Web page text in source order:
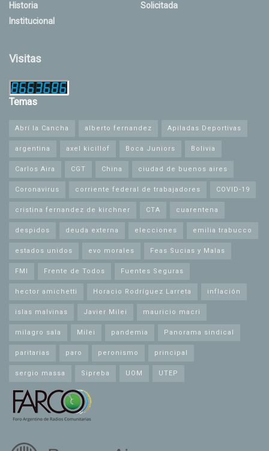
Historia
Institucional
Solicitada
Visitas
Temas
Abrí la Cancha alberto fernandez Apiladas Deportivas
argentina axel kicillof Boca Juniors Bolivia
Carlos Aira CGT China ciudad de buenos aires
Coronavirus corriente federal de trabajadores COVID-19
cristina fernandez de kirchner CTA cuarentena
despidos deuda externa elecciones emilia trabucco
estados unidos evo morales Feas Sucias y Malas
FMI Frente de Todos Fuentes Seguras
hector amichetti Horacio Rodríguez Larreta inflación
islas malvinas Javier Milei mauricio macri
milagro sala Milei pandemia Panorama sindical
paritarias paro peronismo principal
sergio massa Sipreba UOM UTEP